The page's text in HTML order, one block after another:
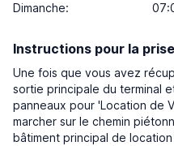
Dimanche:
Instructions pour la
Une fois que vous avez
sortie principale du terminal
panneaux pour 'Location de
marcher sur le chemin
bâtiment principal de